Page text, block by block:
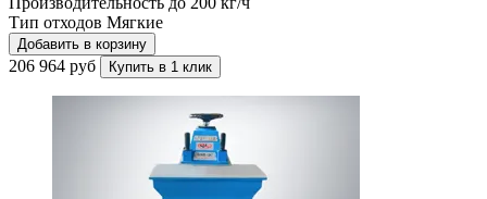
Тип отходов Мягкие
Добавить в корзину
206 964 руб Купить в 1 клик